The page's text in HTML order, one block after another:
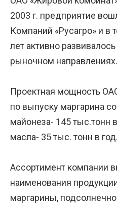
2003 г. предприятие
Компаний «Русагро» и в
лет активно
рыночном направлениях.
Проектная мощность
по выпуску маргарина
майонеза- 145 тыс.тонн
масла- 35 тыс. тонн в год.
Ассортимент компании
наименования
маргарины,